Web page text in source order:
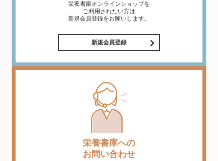
栄養書庫オンラインショップを
ご利用されたい方は
新規会員登録をお願いします。
新規会員登録
栄養書庫への
お問い合わせ